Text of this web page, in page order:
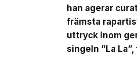
han agerar
främsta
uttryck inom
singeln ”La